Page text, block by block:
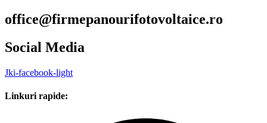
office@firmepanourifotovoltaice.ro
Social Media
Jki-facebook-light
Linkuri rapide: